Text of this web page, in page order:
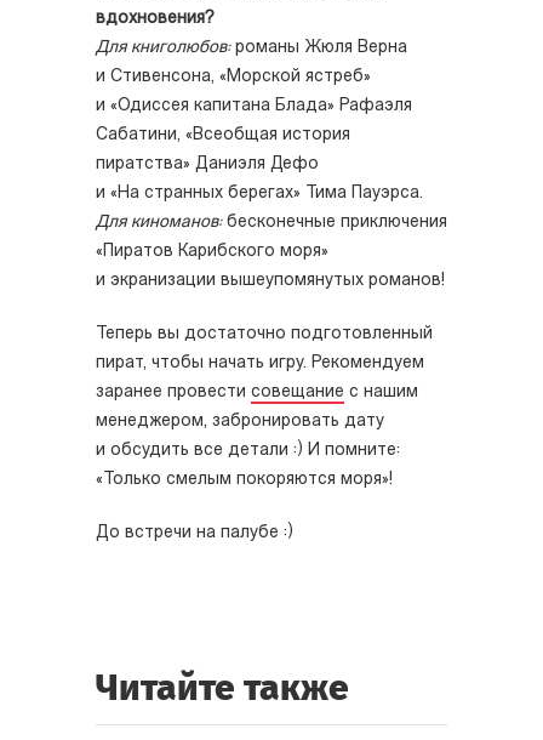
вдохновения?
Для книголюбов:романы Жюля Верна
и Стивенсона, «Морской ястреб»
и «Одиссея капитана Блада» Рафаэля
Сабатини, «Всеобщая история
пиратства» Даниэля Дефо
и «На странных берегах» Тима Пауэрса.
Для киноманов:бесконечные приключения
«Пиратов Карибского моря»
и экранизации вышеупомянутых романов!
Теперь вы достаточно подготовленный
пират, чтобы начать игру. Рекомендуем
заранее провести совещание с нашим
менеджером, забронировать дату
и обсудить все детали :) И помните:
«Только смелым покоряются моря»!
До встречи на палубе :)
Читайте также